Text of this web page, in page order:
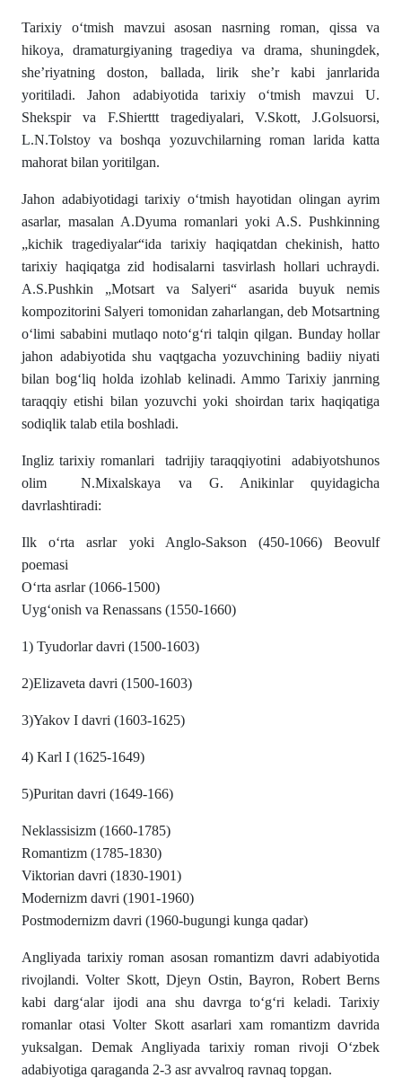
Tarixiy oʻtmish mavzui asosan nasrning roman, qissa va
hikoya, dramaturgiyaning tragediya va drama, shuningdek,
sheʼriyatning doston, ballada, lirik sheʼr kabi janrlarida
yoritiladi. Jahon adabiyotida tarixiy oʻtmish mavzui U.
Shekspir va F.Shierttt tragediyalari, V.Skott, J.Golsuorsi,
L.N.Tolstoy va boshqa yozuvchilarning roman larida katta
mahorat bilan yoritilgan.
Jahon adabiyotidagi tarixiy oʻtmish hayotidan olingan ayrim
asarlar, masalan A.Dyuma romanlari yoki A.S. Pushkinning
„kichik tragediyalar“ida tarixiy haqiqatdan chekinish, hatto
tarixiy haqiqatga zid hodisalarni tasvirlash hollari uchraydi.
A.S.Pushkin „Motsart va Salyeri“ asarida buyuk nemis
kompozitorini Salyeri tomonidan zaharlangan, deb Motsartning
oʻlimi sababini mutlaqo notoʻgʻri talqin qilgan. Bunday hollar
jahon adabiyotida shu vaqtgacha yozuvchining badiiy niyati
bilan bogʻliq holda izohlab kelinadi. Ammo Tarixiy janrning
taraqqiy etishi bilan yozuvchi yoki shoirdan tarix haqiqatiga
sodiqlik talab etila boshladi.
Ingliz tarixiy romanlari tadrijiy taraqqiyotini adabiyotshunos
olim N.Mixalskaya va G. Anikinlar quyidagicha
davrlashtiradi:
Ilk oʻrta asrlar yoki Anglo-Sakson (450-1066) Beovulf
poemasi
Oʻrta asrlar (1066-1500)
Uygʻonish va Renassans (1550-1660)
1) Tyudorlar davri (1500-1603)
2)Elizaveta davri (1500-1603)
3)Yakov I davri (1603-1625)
4) Karl I (1625-1649)
5)Puritan davri (1649-166)
Neklassisizm (1660-1785)
Romantizm (1785-1830)
Viktorian davri (1830-1901)
Modernizm davri (1901-1960)
Postmodernizm davri (1960-bugungi kunga qadar)
Angliyada tarixiy roman asosan romantizm davri adabiyotida
rivojlandi. Volter Skott, Djeyn Ostin, Bayron, Robert Berns
kabi dargʻalar ijodi ana shu davrga toʻgʻri keladi. Tarixiy
romanlar otasi Volter Skott asarlari xam romantizm davrida
yuksalgan. Demak Angliyada tarixiy roman rivoji Oʻzbek
adabiyotiga qaraganda 2-3 asr avvalroq ravnaq topgan.